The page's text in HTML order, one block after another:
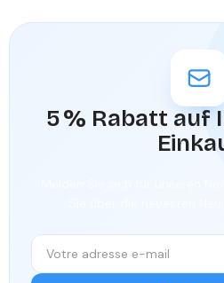
5 % Rabatt auf